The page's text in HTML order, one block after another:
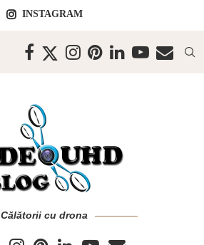
INSTAGRAM
Călătorii cu drona